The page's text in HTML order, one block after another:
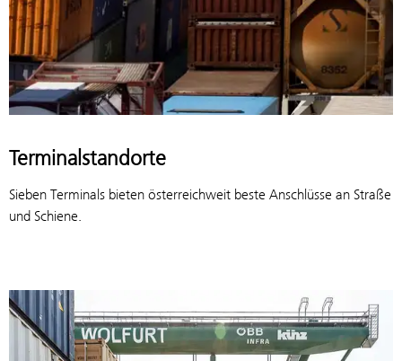
Terminalstandorte
Sieben Terminals bieten österreichweit beste Anschlüsse an Straße
und Schiene.